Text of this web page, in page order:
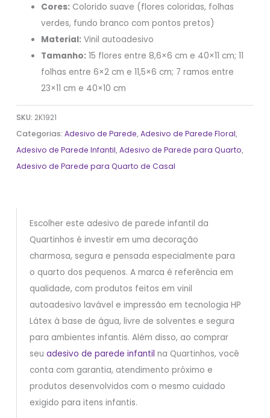
Cores: Colorido suave (flores coloridas, folhas
verdes, fundo branco com pontos pretos)
Material: Vinil autoadesivo
Tamanho: 15 flores entre 8,6×6 cm e 40×11 cm; 11
folhas entre 6×2 cm e 11,5×6 cm; 7 ramos entre
23×11 cm e 40×10 cm
SKU: 2K1921
Categorias:Adesivo de Parede,Adesivo de Parede Floral,
Adesivo de Parede Infantil,Adesivo de Parede para Quarto,
Adesivo de Parede para Quarto de Casal
Escolher este adesivo de parede infantil da
Quartinhos é investir em uma decoração
charmosa, segura e pensada especialmente para
o quarto dos pequenos. A marca é referência em
qualidade, com produtos feitos em vinil
autoadesivo lavável e impressão em tecnologia HP
Látex à base de água, livre de solventes e segura
para ambientes infantis. Além disso, ao comprar
seu adesivo de parede infantil na Quartinhos, você
conta com garantia, atendimento próximo e
produtos desenvolvidos com o mesmo cuidado
exigido para itens infantis.